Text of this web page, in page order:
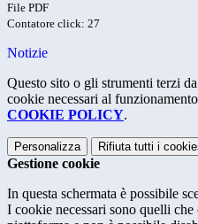
File PDF
Contatore click: 27
Notizie
Questo sito o gli strumenti terzi
cookie necessari al
COOKIE POLICY.
Personalizza Rifiuta tutti i
Gestione cookie
In questa schermata è possibile
I cookie necessari sono quelli